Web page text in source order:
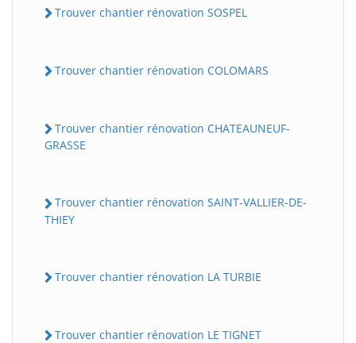
Trouver chantier rénovation SOSPEL
Trouver chantier rénovation COLOMARS
Trouver chantier rénovation CHATEAUNEUF-
GRASSE
Trouver chantier rénovation SAINT-VALLIER-DE-
THIEY
Trouver chantier rénovation LA TURBIE
Trouver chantier rénovation LE TIGNET